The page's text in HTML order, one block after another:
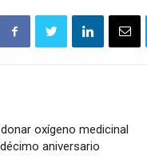
oxígeno medicinal
aniversario